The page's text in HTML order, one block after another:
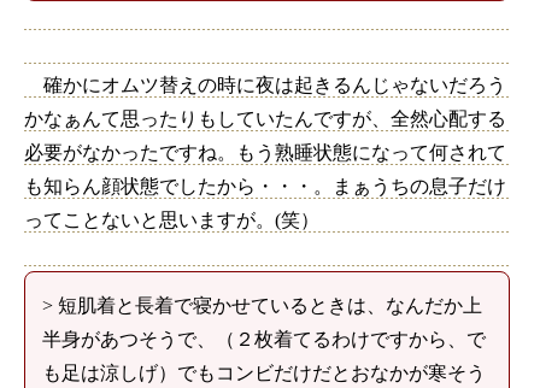
確かにオムツ替えの時に夜は起きるんじゃないだろう
かなぁんて思ったりもしていたんですが、全然心配する
必要がなかったですね。もう熟睡状態になって何されて
も知らん顔状態でしたから・・・。まぁうちの息子だけ
ってことないと思いますが。(笑）
> 短肌着と長着で寝かせているときは、なんだか上
半身があつそうで、（２枚着てるわけですから、で
も足は涼しげ）でもコンビだけだとおなかが寒そう